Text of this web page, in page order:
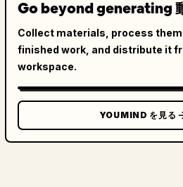
Go beyond generating
Collect materials, process
finished work, and distribute it
workspace.
YOUMIND を見る